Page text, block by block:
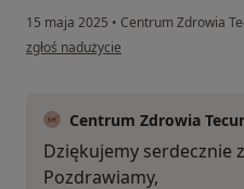
15 maja 2025 • Centrum Zdrowia
w opinii użytkownika J.K
zgłoś nadużycie
Centrum Zdrowia
Dziękujemy serdecznie
Pozdrawiamy,